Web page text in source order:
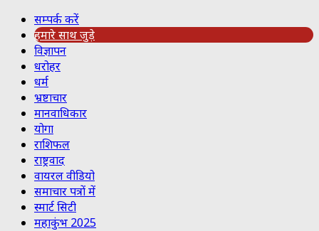
सम्पर्क करें
हमारे साथ जुड़े
विज्ञापन
धरोहर
धर्म
भ्रष्टाचार
मानवाधिकार
योगा
राशिफल
राष्ट्रवाद
वायरल वीडियो
समाचार पत्रों में
स्मार्ट सिटी
महाकुंभ 2025